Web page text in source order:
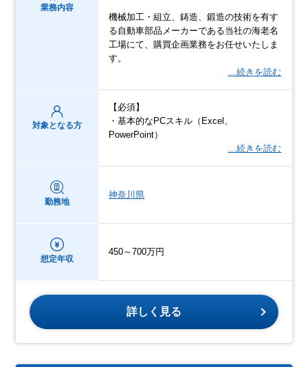
業務内容
機械加⼯・組⽴、鋳造、鍛造の技術を有す
る⾃動⾞部品メーカーである当社の海⽼名
⼯場にて、購買企画業務をお任せいたしま
す。
…続きを読む
対象となる方
【必須】
・基本的なPCスキル（Excel、
PowerPoint）
…続きを読む
勤務地
神奈川県
想定年収
450～700万円
詳しく見る